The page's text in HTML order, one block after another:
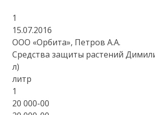
1
15.07.2016
ООО «Орбита», Петров А.А.
Средства защиты растений
л)
литр
1
20 000-00